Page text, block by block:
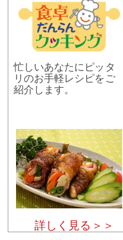
忙しいあなたにピッタ
リのお手軽レシピをご
紹介します。
詳しく見る＞＞